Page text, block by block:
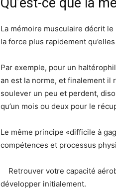
La mémoire musculaire décrit
la force plus rapidement
Par exemple, pour un
an est la norme, et finalement il
soulever un peu et perdent,
qu’un mois ou deux pour le
Le même principe «difficile à
compétences et processus
Retrouver votre capacité
développer initialement.